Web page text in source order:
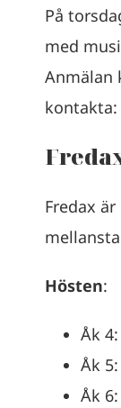
På
med
Anmälan
kontakta:
Fredax
Hösten:
Åk
Åk
Åk